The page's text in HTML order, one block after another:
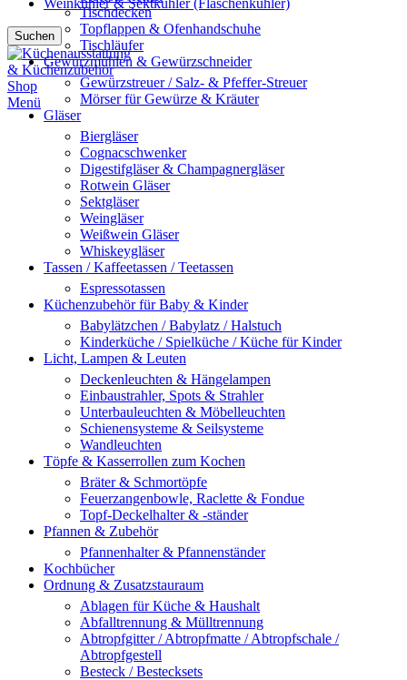
Weinkühler & Sektkühler (Flaschenkühler)
Suchen
Menü
Tischdecken
Topflappen & Ofenhandschuhe
Tischläufer
Gewürzmühlen & Gewürzschneider
Gewürzstreuer / Salz- & Pfeffer-Streuer
Mörser für Gewürze & Kräuter
Gläser
Biergläser
Cognacschwenker
Digestifgläser & Champagnergläser
Rotwein Gläser
Sektgläser
Weingläser
Weißwein Gläser
Whiskeygläser
Tassen / Kaffeetassen / Teetassen
Espressotassen
Küchenzubehör für Baby & Kinder
Babylätzchen / Babylatz / Halstuch
Kinderküche / Spielküche / Küche für Kinder
Licht, Lampen & Leuten
Deckenleuchten & Hängelampen
Einbaustrahler, Spots & Strahler
Unterbauleuchten & Möbelleuchten
Schienensysteme & Seilsysteme
Wandleuchten
Töpfe & Kasserrollen zum Kochen
Bräter & Schmortöpfe
Feuerzangenbowle, Raclette & Fondue
Topf-Deckelhalter & -ständer
Pfannen & Zubehör
Pfannenhalter & Pfannenständer
Kochbücher
Ordnung & Zusatzstauraum
Ablagen für Küche & Haushalt
Abfalltrennung & Mülltrennung
Abtropfgitter / Abtropfmatte / Abtropfschale /
Abtropfgestell
Besteck / Bestecksets